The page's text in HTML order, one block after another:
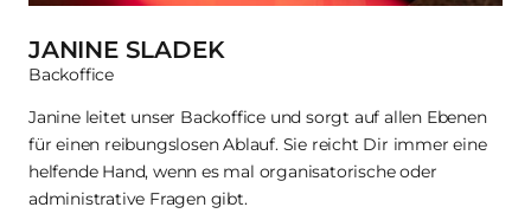
JANINE SLADEK
Backoffice
Janine leitet unser Backoffice und sorgt auf allen Ebenen
für einen reibungslosen Ablauf. Sie reicht Dir immer eine
helfende Hand, wenn es mal organisatorische oder
administrative Fragen gibt.